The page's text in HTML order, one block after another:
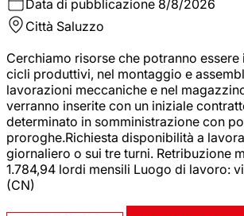
Data di pubblicazione 8/8/2026
Città Saluzzo
Cerchiamo risorse che potranno essere
cicli produttivi, nel montaggio e
lavorazioni meccaniche e nel
verranno inserite con un iniziale
determinato in somministrazione con
proroghe.Richiesta disponibilità a
giornaliero o sui tre turni. Retribuzione
1.784,94 lordi mensili Luogo di lavoro:
(CN)